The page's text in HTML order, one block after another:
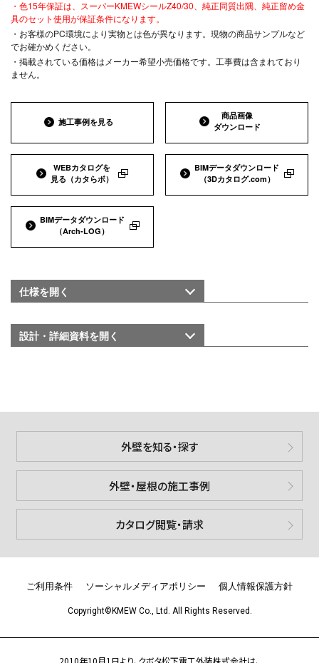
・色15年保証は、スーパーKMEWシールZ40/30、純正同質出隅、純正留め金
具のセット使用が保証条件になります。
・お客様のPC環境により実物とは色が異なります。現物の商品サンプルなど
でお確かめください。
・掲載されている価格はメーカー希望小売価格です。工事費は含まれており
ません。
施工事例を見る
商品画像
ダウンロード
WEBカタログを
見る （カタらボ）
BIMデータダウンロード
（3Dカタログ.com）
BIMデータダウンロード
（Arch-LOG）
仕様を開く
設計・詳細資料を開く
外壁を知る・探す
外壁・屋根の施工事例
カタログ閲覧・請求
Copyright©KMEW Co., Ltd. All Rights Reserved.
ご利用条件 ソーシャルメディアポリシー 個人情報保護方針
2010年10月1日より、クボタ松下電工外装株式会社は、